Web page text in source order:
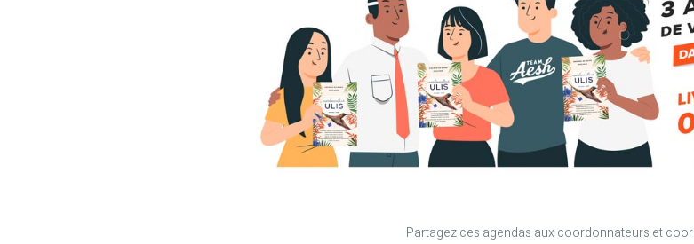
Partagez ces agendas aux coordonnateurs et